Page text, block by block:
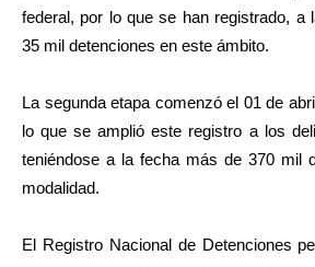
federal, por lo que se han registrado, a
35 mil detenciones en este ámbito.
La segunda etapa comenzó el 01 de
lo que se amplió este registro a los
teniéndose a la fecha más de 370 mil
modalidad.
El Registro Nacional de Detenciones